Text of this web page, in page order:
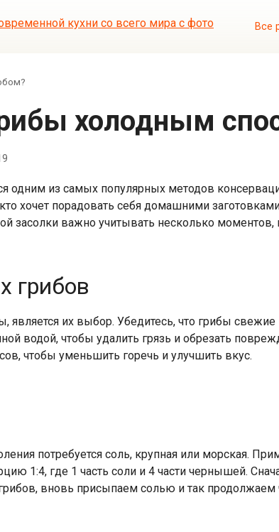
Все
холодным
одним из самых популярных методов
хочет порадовать себя домашними
засолки важно учитывать несколько моментов,
грибов
их выбор. Убедитесь, что грибы
водой, чтобы удалить грязь и обрезать
чтобы уменьшить горечь и улучшить вкус.
потребуется соль, крупная или морская.
1:4, где 1 часть соли и 4 части чернышей.
вновь присыпаем солью и так продолжаем